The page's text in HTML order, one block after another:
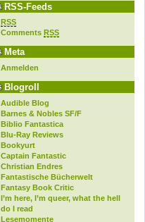
RSS-Feeds
RSS
Comments RSS
Meta
Anmelden
Blogroll
Audible Blog
Barnes & Nobles SF/F
Biblio Fantastica
Blu-Ray Reviews
Bookyurt
Captain Fantastic
Christian Endres
Fantastische Bücherwelt
Fantasy Book Critic
I’m here, I’m queer, what the hell
do I read
Lesemomente